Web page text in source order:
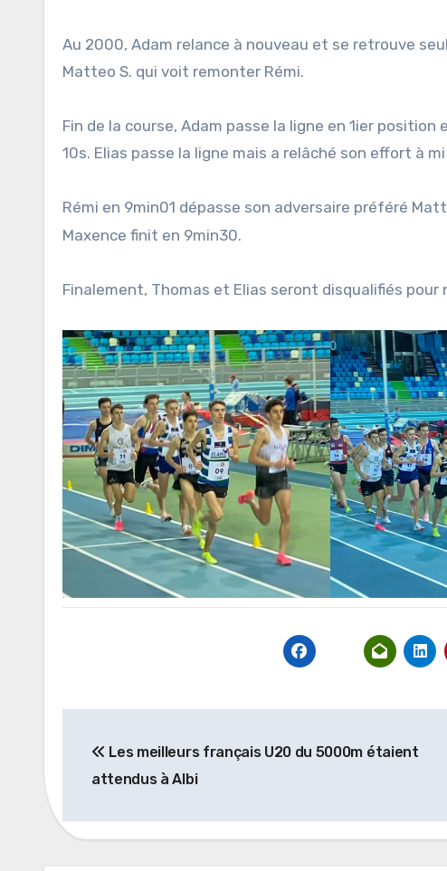
Au 2000, Adam relance à nouveau et se retrouve
Matteo S. qui voit remonter Rémi.
Fin de la course, Adam passe la ligne en 1ier
10s. Elias passe la ligne mais a relâché son effort à
Rémi en 9min01 dépasse son adversaire préféré
Maxence finit en 9min30.
Finalement, Thomas et Elias seront disqualifiés pour
de
Les meilleurs français U20 du 5000m étaient
attendus à Albi